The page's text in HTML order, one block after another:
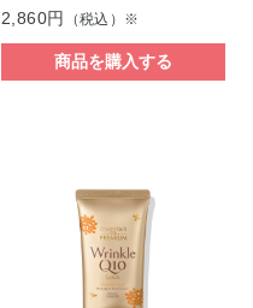
2,860円
（税込）※
商品を購入する